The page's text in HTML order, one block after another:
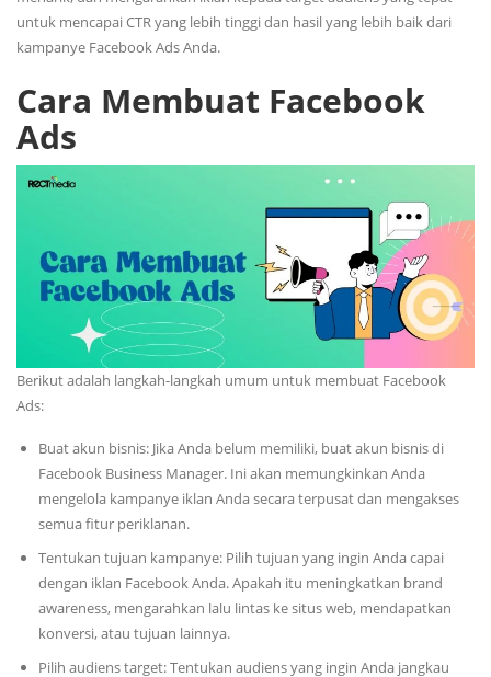
untuk mencapai CTR yang lebih tinggi dan hasil yang lebih baik dari
kampanye Facebook Ads Anda.
Cara Membuat Facebook
Ads
Berikut adalah langkah-langkah umum untuk membuat Facebook
Ads:
Buat akun bisnis: Jika Anda belum memiliki, buat akun bisnis di
Facebook Business Manager. Ini akan memungkinkan Anda
mengelola kampanye iklan Anda secara terpusat dan mengakses
semua fitur periklanan.
Tentukan tujuan kampanye: Pilih tujuan yang ingin Anda capai
dengan iklan Facebook Anda. Apakah itu meningkatkan brand
awareness, mengarahkan lalu lintas ke situs web, mendapatkan
konversi, atau tujuan lainnya.
Pilih audiens target: Tentukan audiens yang ingin Anda jangkau